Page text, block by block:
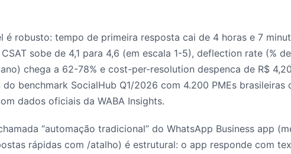
é robusto: tempo de primeira resposta cai de 4 horas e 7
sobe de 4,1 para 4,6 (em escala 1-5), deflection rate (%
chega a 62-78% e cost-per-resolution despenca de R$
do benchmark SocialHub Q1/2026 com 4.200 PMEs brasileiras
dados oficiais da WABA Insights.
“automação tradicional” do WhatsApp Business app
rápidas com /atalho) é estrutural: o app responde com